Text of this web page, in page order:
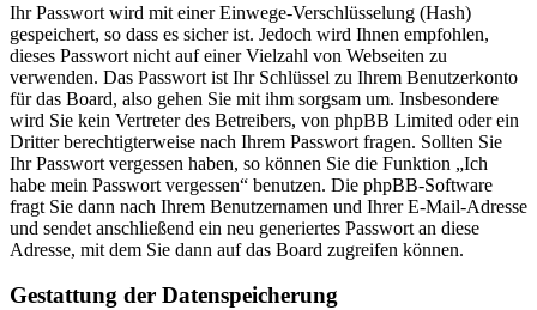
Ihr Passwort wird mit einer Einwege-Verschlüsselung (Hash)
gespeichert, so dass es sicher ist. Jedoch wird Ihnen empfohlen,
dieses Passwort nicht auf einer Vielzahl von Webseiten zu
verwenden. Das Passwort ist Ihr Schlüssel zu Ihrem Benutzerkonto
für das Board, also gehen Sie mit ihm sorgsam um. Insbesondere
wird Sie kein Vertreter des Betreibers, von phpBB Limited oder ein
Dritter berechtigterweise nach Ihrem Passwort fragen. Sollten Sie
Ihr Passwort vergessen haben, so können Sie die Funktion „Ich
habe mein Passwort vergessen“ benutzen. Die phpBB-Software
fragt Sie dann nach Ihrem Benutzernamen und Ihrer E-Mail-Adresse
und sendet anschließend ein neu generiertes Passwort an diese
Adresse, mit dem Sie dann auf das Board zugreifen können.
Gestattung der Datenspeicherung